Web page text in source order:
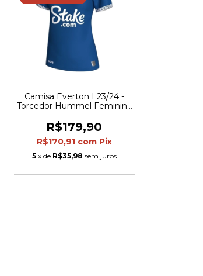
Camisa Everton I 23/24 -
Torcedor Hummel Feminina
R$179,90
R$170,91 com Pix
5 x de R$35,98 sem juros